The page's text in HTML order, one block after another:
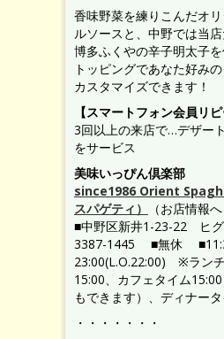
香味野菜を練りこんだオ
ルソースと、中野では当
博多ふくやの辛子明太子を
トッピングであなた好み
カスタマイズできます！
【スマートフォン会員リ
3回以上の来店で…デザー
をサービス
美味いっぴん倶楽部
since1986 Orient
スパゲティ）
（お店情報へ
■中野区新井1-23-22 ヒ
3387-1445 ■無休
23:00(L.O.22:00) ※ラン
15:00、カフェタイム
もできます）、ディナー
・・・・・・・